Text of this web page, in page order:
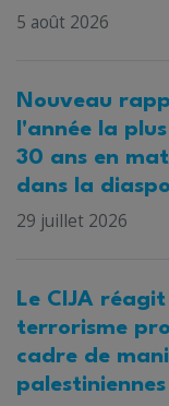
5 août 2026
Nouveau
l'année la
30 ans en
dans la
29 juillet 2026
Le CIJA
terrorisme
cadre de
palestiniennes